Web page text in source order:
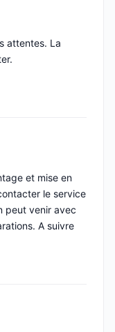
attentes. La
et mise en
le service
peut venir avec
A suivre